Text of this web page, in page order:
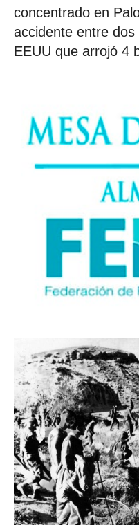
concentrado en
accidente entre
EEUU que arrojó 4